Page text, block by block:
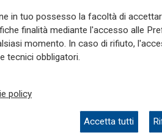
Barak: “Mentalmente ha grande
determinazione. È un giocatore
“Siamo a posto. Forse
in più del necessario e poteva
in tuo possesso la facoltà di
finalità mediante l'accesso alle
momento. In caso di rifiuto,
tecnici obbligatori.
policy
Accetta tutti